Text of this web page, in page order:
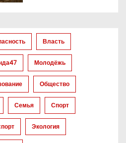
Власть
Молодёжь
Общество
Семья Спорт
Экология